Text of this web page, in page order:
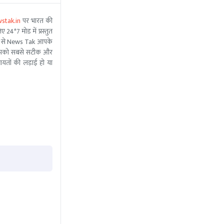
पर भारत की
24*7 मोड में प्रस्तुत
से News Tak आपके
सबसे सटीक और
की लड़ाई हो या